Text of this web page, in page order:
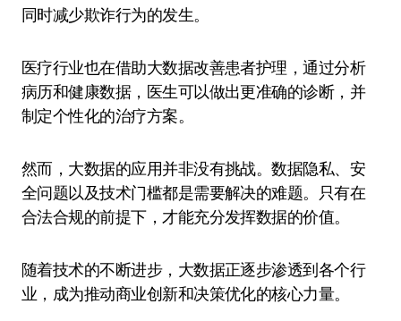
同时减少欺诈行为的发生。
医疗行业也在借助大数据改善患者护理，通过分析
病历和健康数据，医生可以做出更准确的诊断，并
制定个性化的治疗方案。
然而，大数据的应用并非没有挑战。数据隐私、安
全问题以及技术门槛都是需要解决的难题。只有在
合法合规的前提下，才能充分发挥数据的价值。
随着技术的不断进步，大数据正逐步渗透到各个行
业，成为推动商业创新和决策优化的核心力量。